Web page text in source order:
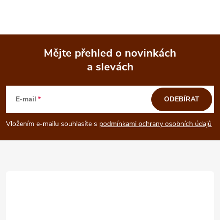
p
a
Mějte přehled o novinkách
a slevách
E-mail
Vložením e-mailu souhlasíte s podmínkami ochrany osobních údajů
ODEBÍRAT